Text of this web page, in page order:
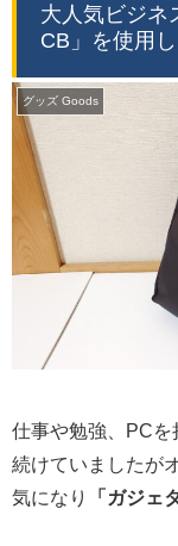
大人気ビジネ
CB」を使用
グッズ Goods
仕事や勉強、PCを
続けていましたが
気になり
「ガジェ